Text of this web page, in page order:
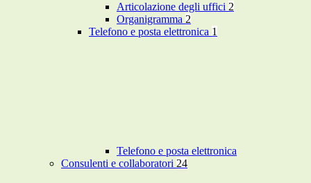
Articolazione degli uffici 2
Organigramma 2
Telefono e posta elettronica 1
Telefono e posta elettronica
Consulenti e collaboratori 24